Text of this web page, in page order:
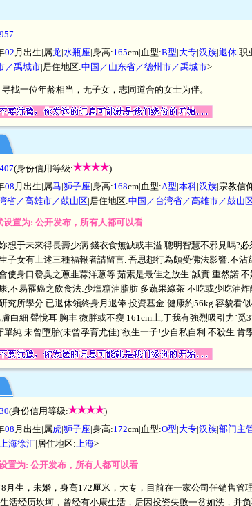
02 月出生|属龙|水瓶座|身高:165cm|血型:B型|大专|汉族|退休|职
／禹城市|居住地区:中国／山东省／德州市／禹城市>
找一位年龄相当，无子女，志同道合的女士为伴。
(身份信用等级:
)
08 月出生|属马|狮子座|身高:168cm|血型:A型|本科|汉族|宗教信
省／高雄市／鼓山区|居住地区:中国／台湾省／高雄市／鼓山
置为: 公开发布，所有人都可以看
想于未來得長壽少病 錢衣食無缺或丰溢 聰明智慧不邪見嗎?
子女有上述三種福報者請留言. 吾思想行為頗受佛法影響:不
使身口發臭之蔥韭蒜洋蔥等 茹素是最佳之放生˙誠實 重然諾
康,不易罹癌之飲食法:少塩糖油脂肪 多蔬果綠茶 不吃或少吃油
究所學分 已退休領終身月退俸 投資基金˙健康約56kg 容貌看
白細 聲悅耳 胸丰 微胖或不瘦 161cm上,于我有強烈吸引力˙
純 未曾墮胎(未曾孕育尤佳)˙欲生一子!少自私自利 不殺生 肯
(身份信用等级:
)
08 月出生|属虎|狮子座|身高:172cm|血型:O型|大专|汉族|部门主
上海徐汇|居住地区: 上海>
置为: 公开发布，所有人都可以看
月生，未婚，身高172厘米，大专，目前在一家公司任销售
活经历坎坷，曾经有小康生活，后因投资失败一贫如洗，并